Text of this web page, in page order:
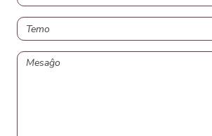
Temo
Mesaĝo